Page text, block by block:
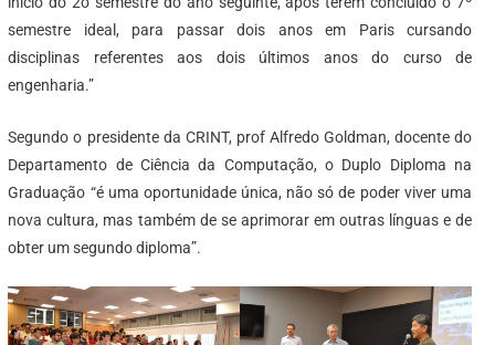
semestre ideal, para passar dois anos em Paris cursando
disciplinas referentes aos dois últimos anos do curso de
engenharia.”
Segundo o presidente da CRINT, prof Alfredo Goldman, docente do
Departamento de Ciência da Computação, o Duplo Diploma na
Graduação “é uma oportunidade única, não só de poder viver uma
nova cultura, mas também de se aprimorar em outras línguas e de
obter um segundo diploma”.